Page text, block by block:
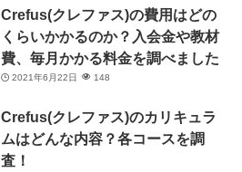
Crefus(クレファス)の費用はどの
くらいかかるのか？入会金や教材
費、毎月かかる料金を調べました
2021年6月22日 148
Crefus(クレファス)のカリキュラ
ムはどんな内容？各コースを調
査！